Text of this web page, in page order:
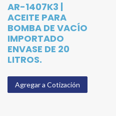
AR-1407K3 |
ACEITE PARA
BOMBA DE VACÍO
IMPORTADO
ENVASE DE 20
LITROS.
Agregar a Cotización